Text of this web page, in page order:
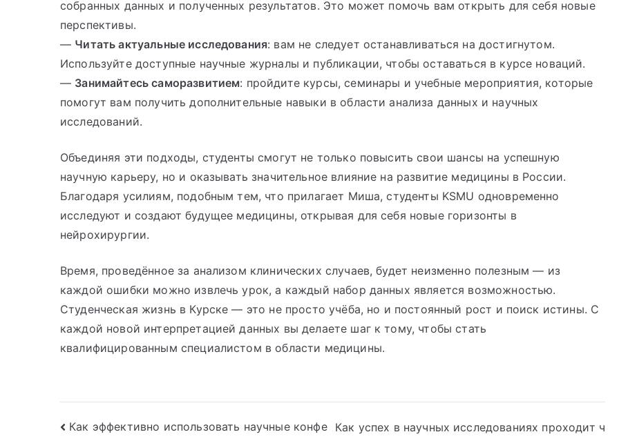
собранных данных и полученных результатов. Это может помочь вам открыть для себя новые
перспективы.
— Читать актуальные исследования: вам не следует останавливаться на достигнутом.
Используйте доступные научные журналы и публикации, чтобы оставаться в курсе новаций.
— Занимайтесь саморазвитием: пройдите курсы, семинары и учебные мероприятия, которые
помогут вам получить дополнительные навыки в области анализа данных и научных
исследований.
Объединяя эти подходы, студенты смогут не только повысить свои шансы на успешную
научную карьеру, но и оказывать значительное влияние на развитие медицины в России.
Благодаря усилиям, подобным тем, что прилагает Миша, студенты KSMU одновременно
исследуют и создают будущее медицины, открывая для себя новые горизонты в
нейрохирургии.
Время, проведённое за анализом клинических случаев, будет неизменно полезным — из
каждой ошибки можно извлечь урок, а каждый набор данных является возможностью.
Студенческая жизнь в Курске — это не просто учёба, но и постоянный рост и поиск истины. С
каждой новой интерпретацией данных вы делаете шаг к тому, чтобы стать
квалифицированным специалистом в области медицины.
Навигация
Как эффективно использовать научные конфе
Как успех в научных исследованиях проходит ч